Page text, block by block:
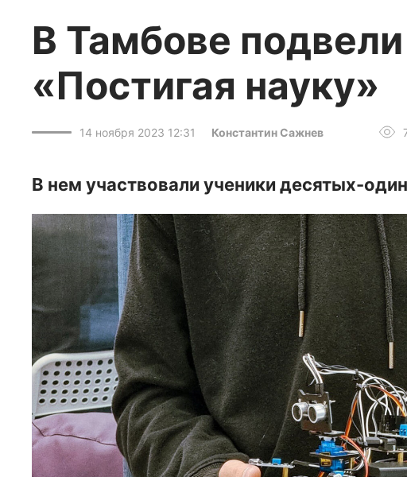
В Тамбове подвели
«Постигая науку»
14 ноября 2023 12:31 Константин Сажнев
В нем участвовали ученики десятых-